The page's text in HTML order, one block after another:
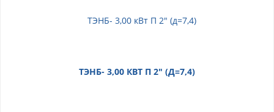
ТЭНБ- 3,00 КВТ П 2" (Д=7,4)